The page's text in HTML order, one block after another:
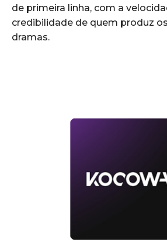
de primeira linha, com a
credibilidade de quem produz
dramas.